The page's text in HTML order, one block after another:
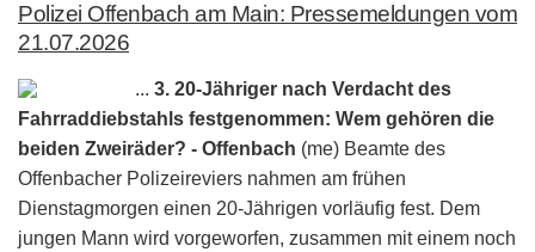
Polizei Offenbach am Main: Pressemeldungen vom
21.07.2026
... 3. 20-Jähriger nach Verdacht des
Fahrraddiebstahls festgenommen: Wem gehören die
beiden Zweiräder? - Offenbach (me) Beamte des
Offenbacher Polizeireviers nahmen am frühen
Dienstagmorgen einen 20-Jährigen vorläufig fest. Dem
jungen Mann wird vorgeworfen, zusammen mit einem noch